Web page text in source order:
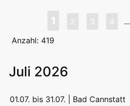
1 2 3 4 ...
Anzahl: 419
Juli 2026
01.07. bis 31.07. | Bad Cannstatt